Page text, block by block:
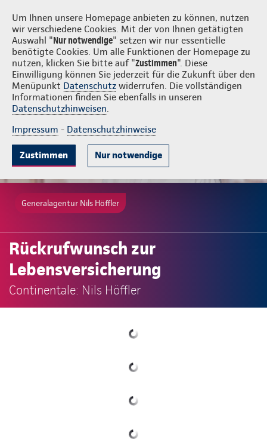
Um Ihnen unsere Homepage anbieten zu können, nutzen
wir verschiedene Cookies. Mit der von Ihnen getätigten
Auswahl "Nur notwendige" setzen wir nur essentielle
benötigte Cookies. Um alle Funktionen der Homepage zu
nutzen, klicken Sie bitte auf "Zustimmen". Diese
Einwilligung können Sie jederzeit für die Zukunft über den
Menüpunkt Datenschutz widerrufen. Die vollständigen
Informationen finden Sie ebenfalls in unseren
Datenschutzhinweisen.
Impressum - Datenschutzhinweise
Zustimmen Nur notwendige
Nils Höffler Login
Generalagentur Nils Höffler
Rückrufwunsch zur
Lebensversicherung
Continentale: Nils Höffler